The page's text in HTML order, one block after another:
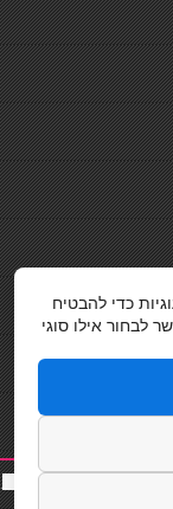
|כ
סאות
כדי להבטיח
אילו סוגי